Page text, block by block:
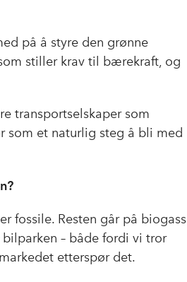
b
e
t
på å styre den grønne
stiller krav til bærekraft, og
transportselskaper som
som et naturlig steg å bli med
fossile. Resten går på biogass
– både fordi vi tror
etterspør det.